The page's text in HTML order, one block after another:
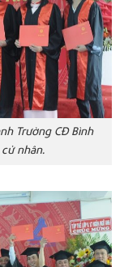
Trường CĐ Bình
nhân.